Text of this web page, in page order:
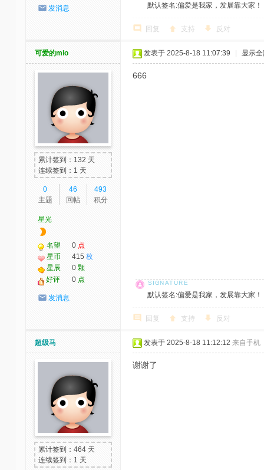
发消息 默认签名:偏爱是我家，发展靠大家
回复 支持 反对
可爱的mio
累计签到：132 天
连续签到：1 天
0
主题
46
回帖
493
积分
星光
名望 0 点
星币
415 枚
星辰
0 颗
好评
0 点
发消息
发表于 2025-8-18 11:07:39 显示
666
默认签名:偏爱是我家，发展靠大家
回复 支持 反对
超级马
累计签到：464 天
连续签到：1 天
发表于 2025-8-18 11:12:12 来自手机
谢谢了